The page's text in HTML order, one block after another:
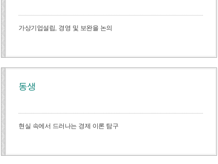
가상기업설립, 경영 및 보완을 논의
동생
현실 속에서 드러나는 경제 이론 탐구